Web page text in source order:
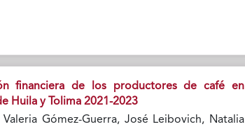
financiera de los productores de café en
Huila y Tolima 2021-2023
Gómez-Guerra, José Leibovich, Natalia